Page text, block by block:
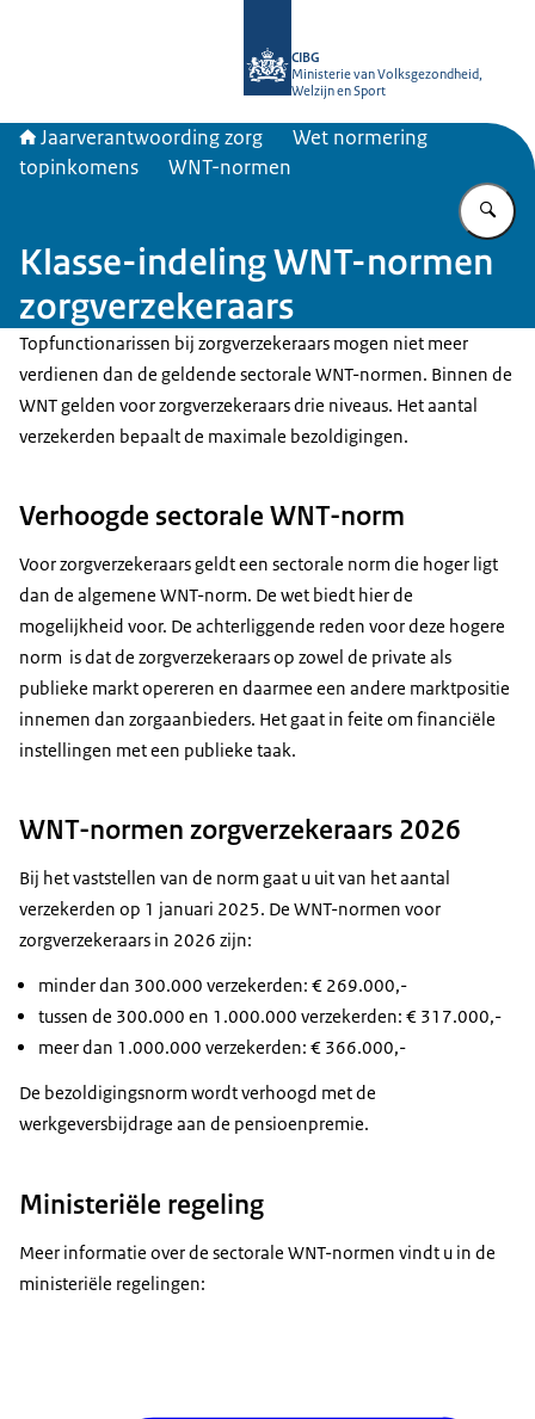
CIBG
Ministerie van Volksgezondheid,
Welzijn en Sport
Jaarverantwoording zorg
Wet normering
topinkomens
WNT-normen
Klasse-indeling WNT-normen
zorgverzekeraars
Topfunctionarissen bij zorgverzekeraars mogen niet meer
verdienen dan de geldende sectorale WNT-normen. Binnen de
WNT gelden voor zorgverzekeraars drie niveaus. Het aantal
verzekerden bepaalt de maximale bezoldigingen.
Verhoogde sectorale WNT-norm
Voor zorgverzekeraars geldt een sectorale norm die hoger ligt
dan de algemene WNT-norm. De wet biedt hier de
mogelijkheid voor. De achterliggende reden voor deze hogere
norm is dat de zorgverzekeraars op zowel de private als
publieke markt opereren en daarmee een andere marktpositie
innemen dan zorgaanbieders. Het gaat in feite om financiële
instellingen met een publieke taak.
WNT-normen zorgverzekeraars 2026
Bij het vaststellen van de norm gaat u uit van het aantal
verzekerden op 1 januari 2025. De WNT-normen voor
zorgverzekeraars in 2026 zijn:
minder dan 300.000 verzekerden: € 269.000,-
tussen de 300.000 en 1.000.000 verzekerden: € 317.000,-
meer dan 1.000.000 verzekerden: € 366.000,-
De bezoldigingsnorm wordt verhoogd met de
werkgeversbijdrage aan de pensioenpremie.
Ministeriële regeling
Meer informatie over de sectorale WNT-normen vindt u in de
ministeriële regelingen: